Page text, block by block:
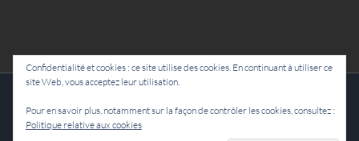
Confidentialité et cookies : ce site utilise des cookies. En continuant à utiliser ce
site Web, vous acceptez leur utilisation.
Pour en savoir plus, notamment sur la façon de contrôler les cookies, consultez :
Politique relative aux cookies